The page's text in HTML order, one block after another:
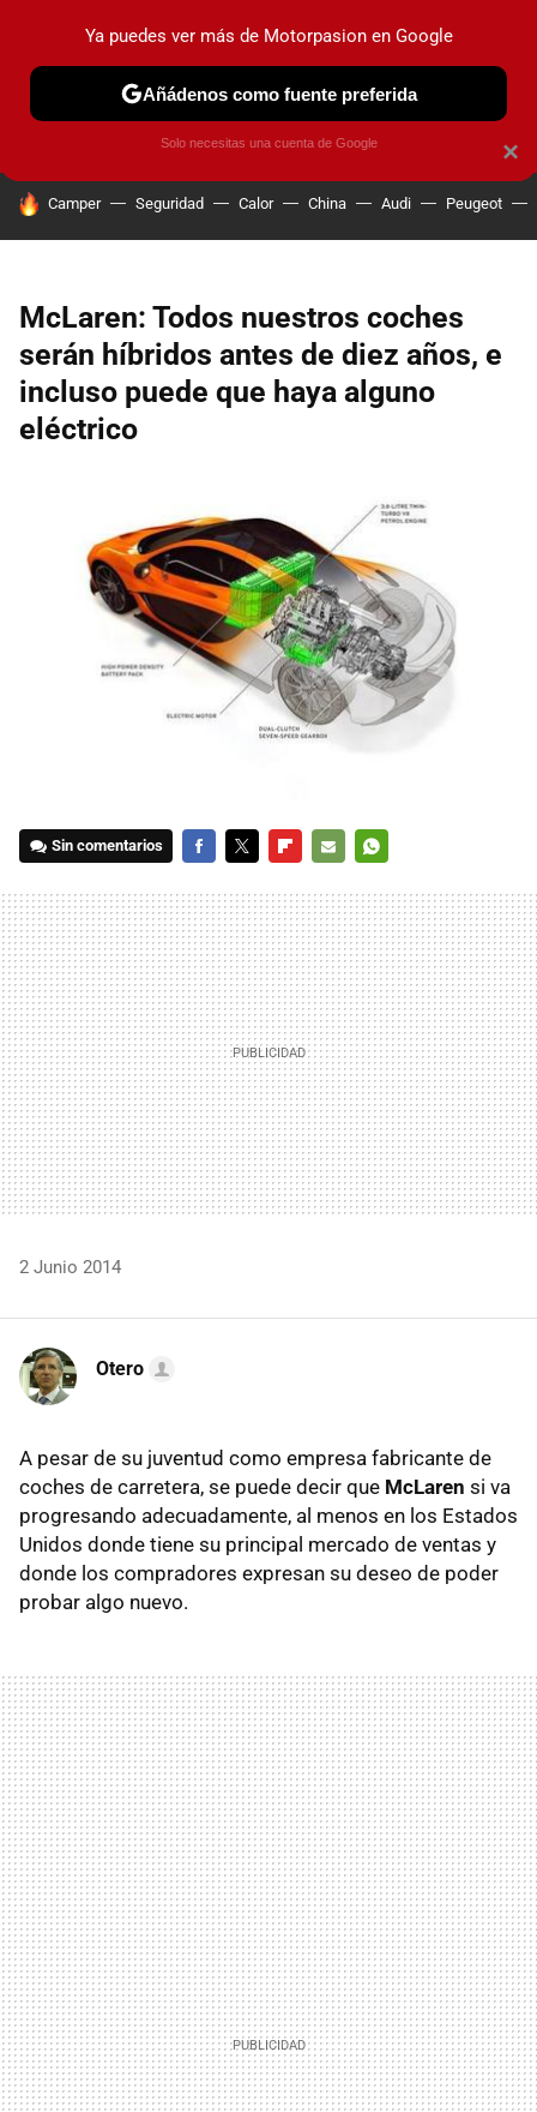
PRUEBAS COCHES ELÉCTRICOS OBSERVATORIO
HOY SE HABLA DE
Camper Seguridad Calor China Audi Peugeot
McLaren: Todos nuestros coches
serán híbridos antes de diez años, e
incluso puede que haya alguno
eléctrico
Sin comentarios
MAIL
2 Junio 2014
Otero
A pesar de su juventud como empresa fabricante de
coches de carretera, se puede decir que McLaren si va
progresando adecuadamente, al menos en los Estados
Unidos donde tiene su principal mercado de ventas y
donde los compradores expresan su deseo de poder
probar algo nuevo.
×
Ya puedes ver más de Motorpasion en Google
Añádenos como fuente preferida
Solo necesitas una cuenta de Google